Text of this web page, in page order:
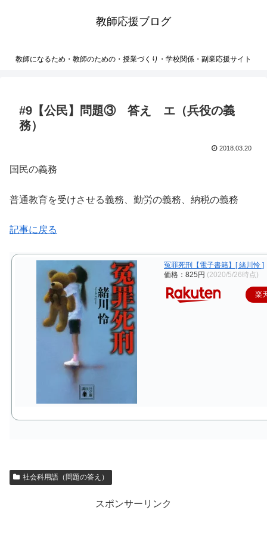
教師応援ブログ
教師になるため・教師のための・授業づくり・学校関係・副業応援サイト
#9【公民】問題③ 答え エ（兵役の義
務）
2018.03.20
国民の義務
普通教育を受けさせる義務、勤労の義務、納税の義務
記事に戻る
冤罪死刑【電子書籍】[ 緒川怜 ]
価格：825円 (2020/5/26時点)
楽
社会科用語（問題の答え）
スポンサーリンク